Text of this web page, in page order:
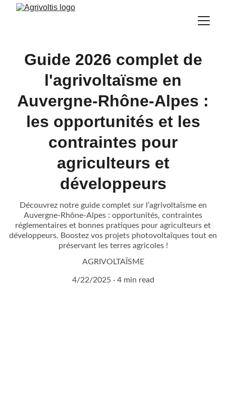
Guide 2026 complet de
l'agrivoltaïsme en
Auvergne-Rhône-Alpes :
les opportunités et les
contraintes pour
agriculteurs et
développeurs
Découvrez notre guide complet sur l’agrivoltaïsme en
Auvergne-Rhône-Alpes : opportunités, contraintes
réglementaires et bonnes pratiques pour agriculteurs et
développeurs. Boostez vos projets photovoltaïques tout en
préservant les terres agricoles !
AGRIVOLTAÏSME
4/22/2025 4 min read